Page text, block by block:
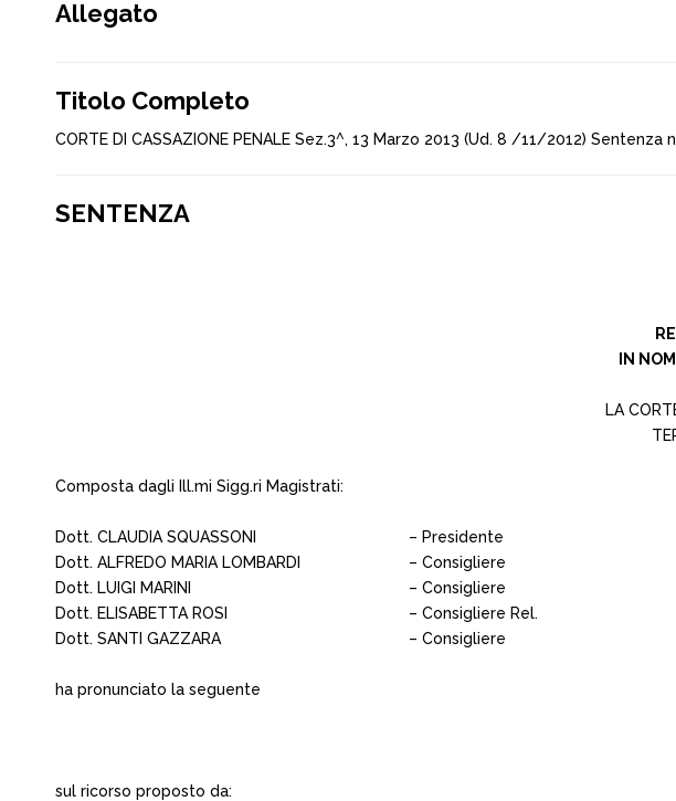
Allegato
Titolo Completo
CORTE DI CASSAZIONE PENALE Sez.3^, 13 Marzo 2013 (Ud. 8 /11/2012) Sentenza
SENTENZA
IN
LA
Composta dagli Ill.mi Sigg.ri Magistrati:
Dott. CLAUDIA SQUASSONI
– Presidente
Dott. ALFREDO MARIA LOMBARDI
– Consigliere
Dott. LUIGI MARINI
– Consigliere
Dott. ELISABETTA ROSI
– Consigliere Rel.
Dott. SANTI GAZZARA
– Consigliere
ha pronunciato la seguente
sul ricorso proposto da: